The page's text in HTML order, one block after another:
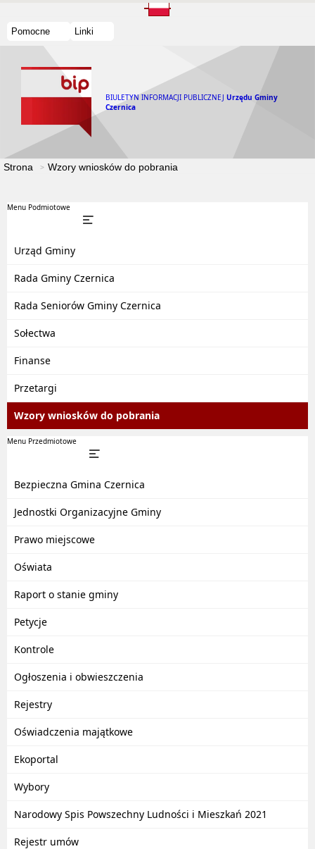
Pomocne Linki
BIULETYN INFORMACJI PUBLICZNEJ Urzędu Gminy
Czernica
Strona Wzory wniosków do pobrania
Menu Podmiotowe
Urząd Gminy
Rada Gminy Czernica
Rada Seniorów Gminy Czernica
Sołectwa
Finanse
Przetargi
Wzory wniosków do pobrania
Menu Przedmiotowe
Bezpieczna Gmina Czernica
Jednostki Organizacyjne Gminy
Prawo miejscowe
Oświata
Raport o stanie gminy
Petycje
Kontrole
Ogłoszenia i obwieszczenia
Rejestry
Oświadczenia majątkowe
Ekoportal
Wybory
Narodowy Spis Powszechny Ludności i Mieszkań 2021
Rejestr umów